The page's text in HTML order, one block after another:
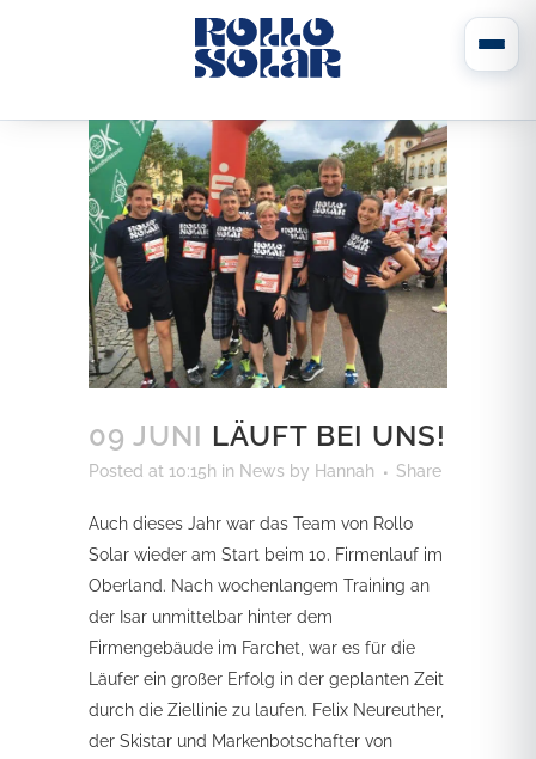
09 JUNI LÄUFT BEI UNS!
Posted at 10:15h in News by Hannah Share
Auch dieses Jahr war das Team von Rollo
Solar wieder am Start beim 10. Firmenlauf im
Oberland. Nach wochenlangem Training an
der Isar unmittelbar hinter dem
Firmengebäude im Farchet, war es für die
Läufer ein großer Erfolg in der geplanten Zeit
durch die Ziellinie zu laufen. Felix Neureuther,
der Skistar und Markenbotschafter von